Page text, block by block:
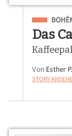
Das
Von Esther
STORY